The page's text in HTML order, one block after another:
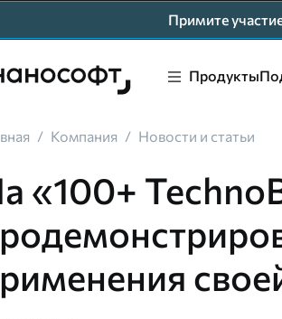
Примите
Продукты
/ Компания / Новости и статьи
«100+